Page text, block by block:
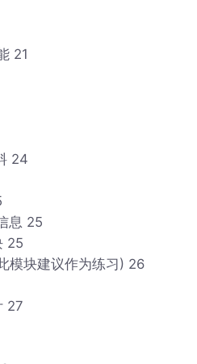
21
24
息 25
25
模块建议作为练习) 26
27